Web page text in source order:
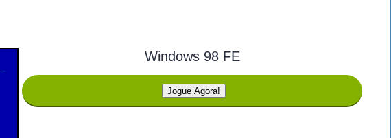
Windows 98 FE
Jogue Agora!